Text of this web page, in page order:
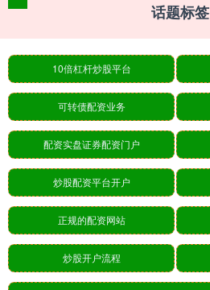
话题标签
10倍杠杆炒股平台
可转债配资业务
配资实盘证券配资门户
炒股配资平台开户
正规的配资网站
炒股开户流程